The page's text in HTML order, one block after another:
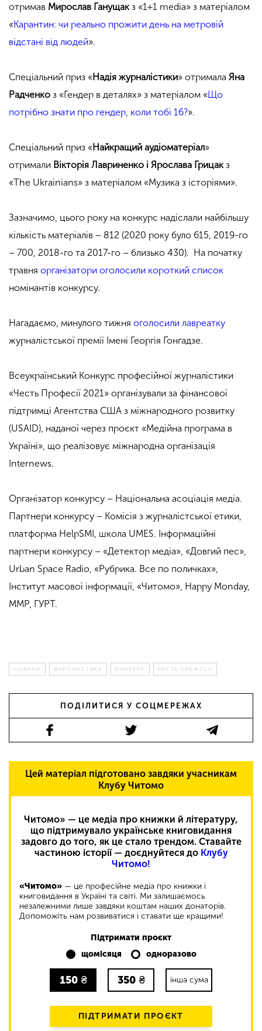
отримав Мирослав Ганущакз «1+1 media» з матеріалом
«Карантин: чи реально прожити день на метровій
відстані від людей».
Спеціальний приз «Надія журналістики» отримала Яна
Радченко з «Гендер в деталях» з матеріалом «Що
потрібно знати про гендер, коли тобі 16?».
Спеціальний приз «Найкращий аудіоматеріал»
отримали Вікторія Лавриненко і Ярослава Грицакз
«The Ukrainians» з матеріалом «Музика з історіями».
Зазначимо, цього року на конкурс надіслали найбільшу
кількість матеріалів – 812 (2020 року було 615, 2019-го
– 700, 2018-го та 2017-го – близько 430). На початку
травня організатори оголосили короткий список
номінантів конкурсу.
Нагадаємо, минулого тижня оголосили лавреатку
журналістської премії Імені Георгія Ґонґадзе.
Всеукраїнський Конкурс професійної журналістики
«Честь Професії 2021» організували за фінансової
підтримці Агентства США з міжнародного розвитку
(USAID), наданої через проєкт «Медійна програма в
Україні», що реалізовує міжнародна організація
Internews.
Організатор конкурсу – Національна асоціація медіа.
Партнери конкурсу – Комісія з журналістської етики,
платформа HelpSMI, школа UMES. Інформаційні
партнери конкурсу – «Детектор медіа», «Довгий пес»,
Urban Space Radio, «Рубрика. Все по поличках»,
Інститут масової інформації, «Читомо», Happy Monday,
ММР, ГУРТ.
НОВИНИ ЖУРНАЛІСТИКА КОНКУРС ЧЕСТЬ ПРОФЕСІЇ
ПОДІЛИТИСЯ У СОЦМЕРЕЖАХ
Цей матеріал підготовано завдяки учасникам
Клубу Читомо
Читомо» — це медіа про книжки й літературу,
що підтримувало українське книговидання
задовго до того, як це стало трендом. Ставайте
частиною історії — доєднуйтеся до Клубу
Читомо!
«Читомо» — це професійне медіа про книжки і
книговидання в Україні та світі. Ми залишаємось
незалежними лише завдяки коштам наших донаторів.
Допоможіть нам розвиватися і ставати ще кращими!
Підтримати проєкт
щомісяця
одноразово
150 ₴ 350 ₴ інша сума
ПІДТРИМАТИ ПРОЄКТ